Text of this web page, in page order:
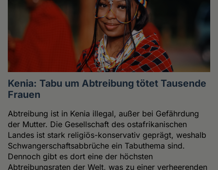
Kenia: Tabu um Abtreibung tötet Tausende
Frauen
Abtreibung ist in Kenia illegal, außer bei Gefährdung
der Mutter. Die Gesellschaft des ostafrikanischen
Landes ist stark religiös-konservativ geprägt, weshalb
Schwangerschaftsabbrüche ein Tabuthema sind.
Dennoch gibt es dort eine der höchsten
Abtreibungsraten der Welt, was zu einer verheerenden